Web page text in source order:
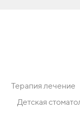
Терапия лечение
Детская